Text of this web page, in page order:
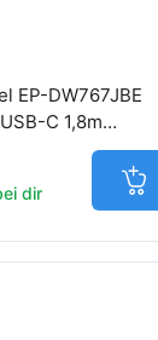
EP-DW767JBE
C 1,8m
dir